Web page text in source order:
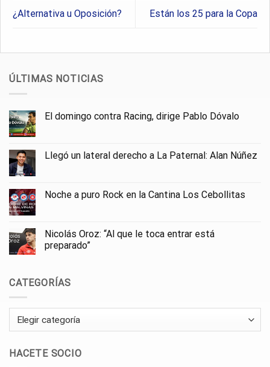
¿Alternativa u Oposición? Están los 25 para la Copa
ÚLTIMAS NOTICIAS
El domingo contra Racing, dirige Pablo Dóvalo
Llegó un lateral derecho a La Paternal: Alan Núñez
Noche a puro Rock en la Cantina Los Cebollitas
Nicolás Oroz: “Al que le toca entrar está
preparado”
CATEGORÍAS
Categorías
HACETE SOCIO